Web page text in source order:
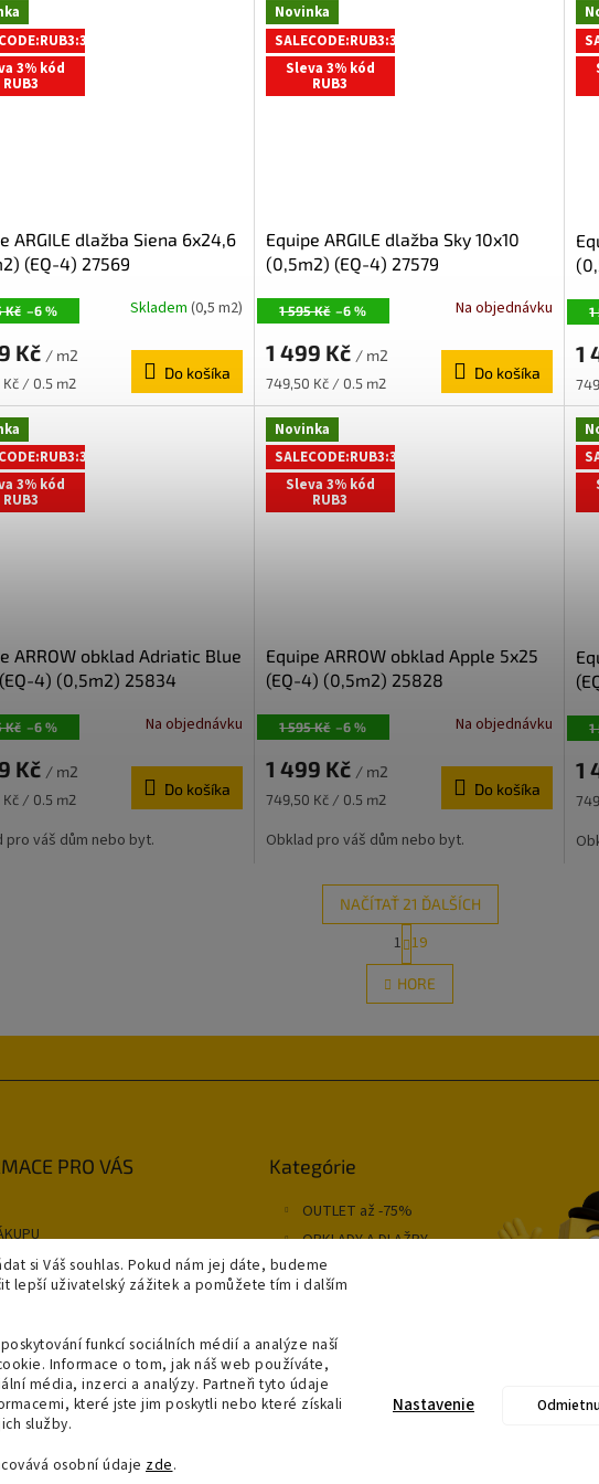
si Váš souhlas. Pokud nám jej dáte, budeme
lepší uživatelský zážitek a pomůžete tím i dalším
funkcí sociálních médií a analýze naší
Informace o tom, jak náš web používáte,
média, inzerci a analýzy. Partneři tyto údaje
které jste jim poskytli nebo které získali
služby.
osobní údaje zde.
Nastavenie
3% kód
RUB3
Kč –6 %
ARGILE dlažba Siena 6x24,6
(EQ-4) 27569
Skladem (0,5 m2)
Kč / m2
Kč / 0.5 m2
Do košíka
Novinka
SALECODE:RUB3:3:%
Sleva 3% kód
RUB3
1 595 Kč –6 %
Equipe ARGILE dlažba Sky 10x10
(0,5m2) (EQ-4) 27579
Na objednávku
1 499 Kč / m2
Jednotková
749,50 Kč / 0.5 m2
Do košíka
1
1
3% kód
RUB3
Kč –6 %
ARROW obklad Adriatic Blue
4) (0,5m2) 25834
Na objednávku
Kč / m2
/ 0.5 m2
Do košíka
pro váš dům nebo byt.
Novinka
SALECODE:RUB3:3:%
Sleva 3% kód
RUB3
1 595 Kč –6 %
Equipe ARROW obklad Apple 5x25
(EQ-4) (0,5m2) 25828
Na objednávku
1 499 Kč / m2
Jednotková
749,50 Kč / 0.5 m2
Do košíka
Obklad pro váš dům nebo byt.
1
1
O
v
l
d
c
k
v
NAČÍTAŤ 21 ĎALŠÍCH
S
t
r
á
n
a
1 19
HORE
PRO VÁS
PODMÍNKY
A PLATBA
kategórie
Kategórie
OUTLET až -75%
OBKLADY A DLAŽBY
KOUPELNY
OSVĚTLENÍ